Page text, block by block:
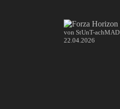
von StUnT-achMAD
22.04.2026